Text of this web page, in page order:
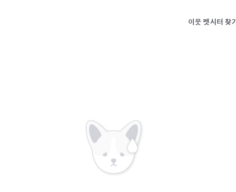
이웃 펫시터 찾기